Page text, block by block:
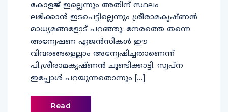
കോളജ് ഇല്ലെന്നും അതിന് സ്ഥലം
ലഭിക്കാന്‍ ഇടപെട്ടില്ലെന്നും ശ്രീരാമകൃഷ്ണന്‍
മാധ്യമങ്ങളോട് പറഞ്ഞു. നേരത്തെ തന്നെ
അന്വേഷണ ഏജൻസികൾ ഈ
വിവരങ്ങളെല്ലാം അന്വേഷിച്ചതാണെന്ന്
പി.ശ്രീരാമകൃഷ്ണൻ ചൂണ്ടിക്കാട്ടി. സ്വപ്ന
ഇപ്പോൾ പറയുന്നതൊന്നും […]
Read